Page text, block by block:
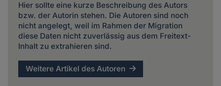
Hier sollte eine kurze Beschreibung des Autors
bzw. der Autorin stehen. Die Autoren sind noch
nicht angelegt, weil im Rahmen der Migration
diese Daten nicht zuverlässig aus dem Freitext-
Inhalt zu extrahieren sind.
Weitere Artikel des Autoren